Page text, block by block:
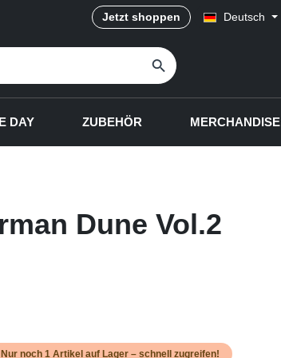
Jetzt shoppen Deutsch
DAY ZUBEHÖR MERCHANDISE
Dune Vol.2
noch 1 Artikel auf Lager – schnell zugreifen!